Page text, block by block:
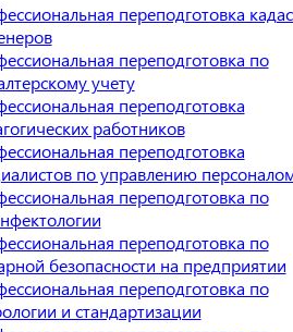
переподготовка
переподготовка по
учету
переподготовка
работников
переподготовка
по управлению
переподготовка по
переподготовка по
безопасности на предприятии
переподготовка по
и стандартизации